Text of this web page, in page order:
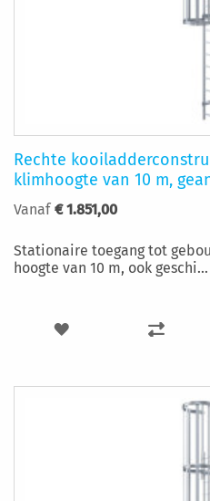
Rechte
klimhoogte van 10 m,
Vanaf € 1.851,00
Stationaire toegang tot
hoogte van 10 m, ook geschi...
VOEG
AAN
TE